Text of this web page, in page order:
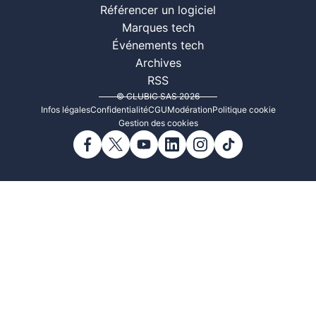
Référencer un logiciel
Marques tech
Événements tech
Archives
RSS
© CLUBIC SAS 2026
Infos légalesConfidentialitéCGUModérationPolitique cookie
Gestion des cookies